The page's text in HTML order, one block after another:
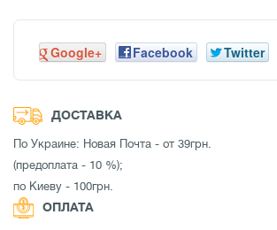
Google+ Facebook Twitter
ДОСТАВКА
По Украине: Новая Почта - от 39грн.
(предоплата - 10 %);
по Киеву - 100грн.
ОПЛАТА